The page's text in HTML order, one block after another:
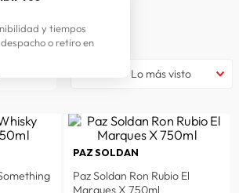
y tiempos
o retiro en
Lo más visto
PAZ SOLDAN
Paz Soldan Ron Rubio El
Marques X 750ml